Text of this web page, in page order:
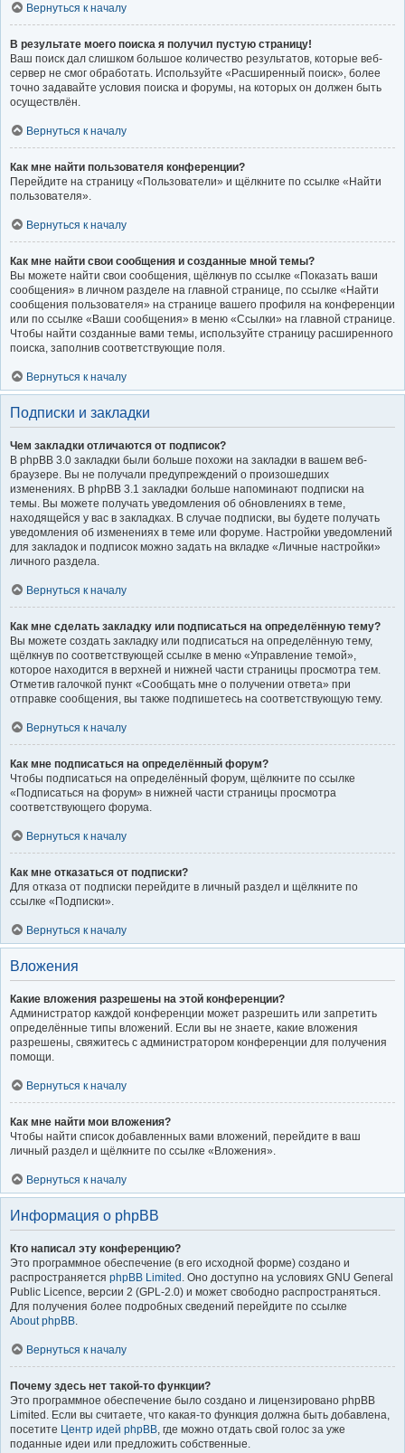
Вернуться к началу
В результате моего поиска я получил пустую страницу!
Ваш поиск дал слишком большое количество результатов, которые веб-
сервер не смог обработать. Используйте «Расширенный поиск», более
точно задавайте условия поиска и форумы, на которых он должен быть
осуществлён.
Вернуться к началу
Как мне найти пользователя конференции?
Перейдите на страницу «Пользователи» и щёлкните по ссылке «Найти
пользователя».
Вернуться к началу
Как мне найти свои сообщения и созданные мной темы?
Вы можете найти свои сообщения, щёлкнув по ссылке «Показать ваши
сообщения» в личном разделе на главной странице, по ссылке «Найти
сообщения пользователя» на странице вашего профиля на конференции
или по ссылке «Ваши сообщения» в меню «Ссылки» на главной странице.
Чтобы найти созданные вами темы, используйте страницу расширенного
поиска, заполнив соответствующие поля.
Вернуться к началу
Подписки и закладки
Чем закладки отличаются от подписок?
В phpBB 3.0 закладки были больше похожи на закладки в вашем веб-
браузере. Вы не получали предупреждений о произошедших
изменениях. В phpBB 3.1 закладки больше напоминают подписки на
темы. Вы можете получать уведомления об обновлениях в теме,
находящейся у вас в закладках. В случае подписки, вы будете получать
уведомления об изменениях в теме или форуме. Настройки уведомлений
для закладок и подписок можно задать на вкладке «Личные настройки»
личного раздела.
Вернуться к началу
Как мне сделать закладку или подписаться на определённую тему?
Вы можете создать закладку или подписаться на определённую тему,
щёлкнув по соответствующей ссылке в меню «Управление темой»,
которое находится в верхней и нижней части страницы просмотра тем.
Отметив галочкой пункт «Сообщать мне о получении ответа» при
отправке сообщения, вы также подпишетесь на соответствующую тему.
Вернуться к началу
Как мне подписаться на определённый форум?
Чтобы подписаться на определённый форум, щёлкните по ссылке
«Подписаться на форум» в нижней части страницы просмотра
соответствующего форума.
Вернуться к началу
Как мне отказаться от подписки?
Для отказа от подписки перейдите в личный раздел и щёлкните по
ссылке «Подписки».
Вернуться к началу
Вложения
Какие вложения разрешены на этой конференции?
Администратор каждой конференции может разрешить или запретить
определённые типы вложений. Если вы не знаете, какие вложения
разрешены, свяжитесь с администратором конференции для получения
помощи.
Вернуться к началу
Как мне найти мои вложения?
Чтобы найти список добавленных вами вложений, перейдите в ваш
личный раздел и щёлкните по ссылке «Вложения».
Вернуться к началу
Информация о phpBB
Кто написал эту конференцию?
Это программное обеспечение (в его исходной форме) создано и
распространяется phpBB Limited . Оно доступно на условиях GNU General
Public Licence, версии 2 (GPL-2.0) и может свободно распространяться.
Для получения более подробных сведений перейдите по ссылке
About phpBB
Вернуться к началу
Почему здесь нет такой-то функции?
Это программное обеспечение было создано и лицензировано phpBB
Limited. Если вы считаете, что какая-то функция должна быть добавлена,
посетите Центр идей phpBB , где можно отдать свой голос за уже
поданные идеи или предложить собственные.